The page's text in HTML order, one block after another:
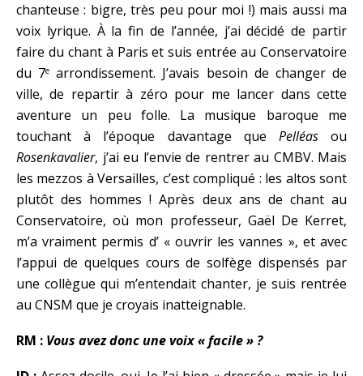
chanteuse : bigre, très peu pour moi !) mais aussi ma
voix lyrique. À la fin de l’année, j’ai décidé de partir
faire du chant à Paris et suis entrée au Conservatoire
du 7e arrondissement. J’avais besoin de changer de
ville, de repartir à zéro pour me lancer dans cette
aventure un peu folle. La musique baroque me
touchant à l’époque davantage que Pelléasou
Rosenkavalier, j’ai eu l’envie de rentrer au CMBV. Mais
les mezzos à Versailles, c’est compliqué : les altos sont
plutôt des hommes ! Après deux ans de chant au
Conservatoire, où mon professeur, Gaël De Kerret,
m’a vraiment permis d’ « ouvrir les vannes », et avec
l’appui de quelques cours de solfège dispensés par
une collègue qui m’entendait chanter, je suis rentrée
au CNSM que je croyais inatteignable.
RM : Vous avez donc une voix « facile » ?